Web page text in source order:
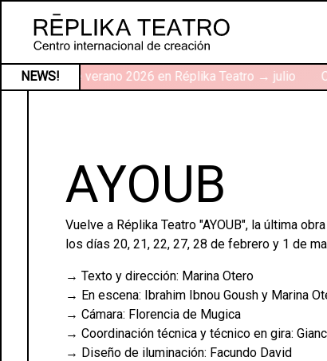
NEWS!
Talleres de verano 2026 en Réplika Teatro → julio
AYOUB
Vuelve a Réplika Teatro "AYOUB", la última
los días 20, 21, 22, 27, 28 de febrero y 1 de
→ Texto y dirección: Marina Otero
→ En escena: Ibrahim Ibnou Goush y Marina
→ Cámara: Florencia de Mugica
→ Coordinación técnica y técnico en gira:
→ Diseño de iluminación: Facundo David